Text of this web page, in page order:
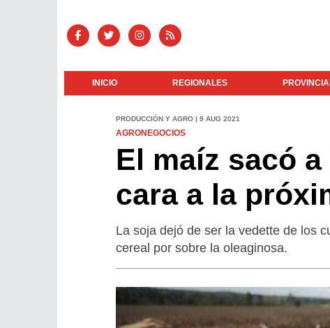
INICIO REGIONALES
PRODUCCIÓN Y AGRO | 9 AUG 2021
AGRONEGOCIOS
El maíz sacó
cara a la
La soja dejó de ser la vedette de los
cereal por sobre la oleaginosa.